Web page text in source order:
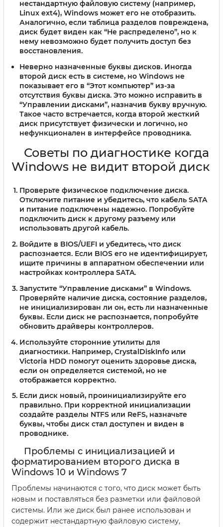
нестандартную файловую систему (например,
Linux ext4), Windows может его не отобразить.
Аналогично, если таблица разделов повреждена,
диск будет виден как “Не распределено”, но к
нему невозможно будет получить доступ без
восстановления.
Неверно назначенные буквы дисков. Иногда
второй диск есть в системе, но Windows не
показывает его в “Этот компьютер” из-за
отсутствия буквы диска. Это можно исправить в
“Управлении дисками”, назначив букву вручную.
Такое часто встречается, когда второй жесткий
диск присутствует физически и логично, но
нефункционален в интерфейсе проводника.
Советы по диагностике когда
Windows не видит второй диск
Проверьте физическое подключение диска.
Отключите питание и убедитесь, что кабель SATA
и питание подключены надежно. Попробуйте
подключить диск к другому разъему или
использовать другой кабель.
Войдите в BIOS/UEFI и убедитесь, что диск
распознается. Если BIOS его не идентифицирует,
ищите причины в аппаратном обеспечении или
настройках контроллера SATA.
Запустите “Управление дисками” в Windows.
Проверяйте наличие диска, состояние разделов,
не инициализирован ли он, есть ли назначенные
буквы. Если диск не распознается, попробуйте
обновить драйверы контроллеров.
Используйте сторонние утилиты для
диагностики. Например, CrystalDiskInfo или
Victoria HDD помогут оценить здоровье диска,
если он определяется системой, но не
отображается корректно.
Если диск новый, проинициализируйте его
правильно. При корректной инициализации
создайте разделы NTFS или ReFS, назначьте
буквы, чтобы диск стал доступен и виден в
проводнике.
Проблемы с инициализацией и
форматированием второго диска в
Windows 10 и Windows 7
Проблемы начинаются с того, что диск может быть
новым и поставляться без разметки или файловой
системы. Или же диск был ранее использован и
содержит нестандартную файловую систему,